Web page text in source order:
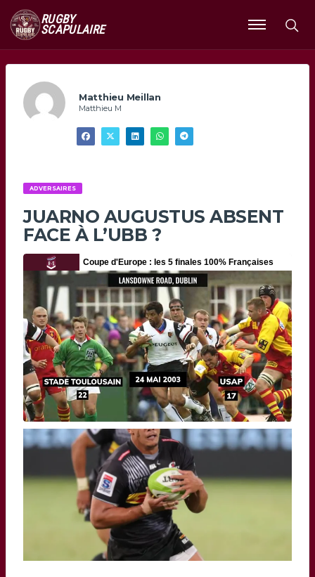
RUGBY
SCAPULAIRE
Ouvrir
le
Matthieu Meillan
Matthieu M
ADVERSAIRES
JUARNO AUGUSTUS ABSENT
FACE À L’UBB ?